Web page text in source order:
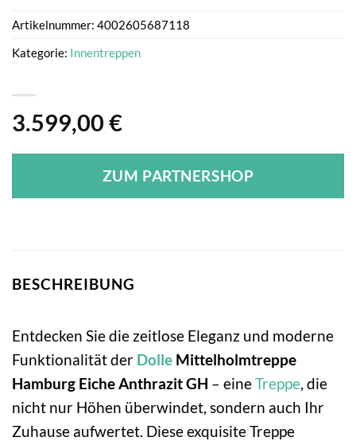
3.599,00 €
ZUM PARTNERSHOP
Artikelnummer: 4002605687118
Kategorie: Innentreppen
BESCHREIBUNG
Entdecken Sie die zeitlose Eleganz und moderne
Funktionalität der Dolle Mittelholmtreppe
Hamburg Eiche Anthrazit GH – eineTreppe , die
nicht nur Höhen überwindet, sondern auch Ihr
Zuhause aufwertet. Diese exquisite Treppe